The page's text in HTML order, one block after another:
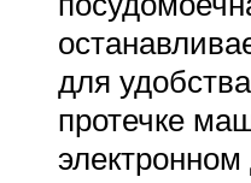
для
протечке